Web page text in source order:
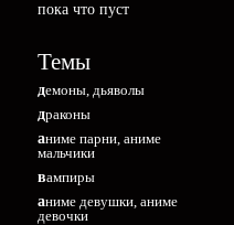
пока что пуст
Темы
демоны, дьяволы
драконы
аниме парни, аниме
мальчики
вампиры
аниме девушки, аниме
девочки